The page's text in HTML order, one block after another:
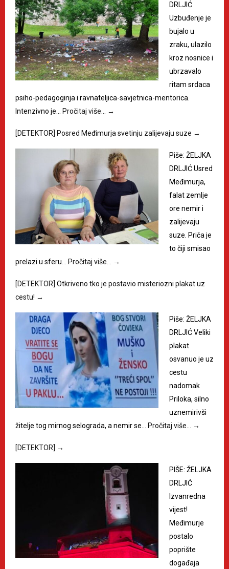
DRLJIĆ
Uzbuđenje je
bujalo u
zraku, ulazilo
kroz nosnice i
ubrzavalo
ritam srdaca
psiho-pedagoginja i ravnateljica-savjetnica-mentorica.
Intenzivno je… Pročitaj više… →
[DETEKTOR] Posred Međimurja svetinju zalijevaju suze →
Piše: ŽELJKA
DRLJIĆ Usred
Međimurja,
falat zemlje
ore nemir i
zalijevaju
suze. Priča je
to čiji smisao
prelazi u sferu… Pročitaj više… →
[DETEKTOR] Otkriveno tko je postavio misteriozni plakat uz
cestu! →
Piše: ŽELJKA
DRLJIĆ Veliki
plakat
osvanuo je uz
cestu
nadomak
Priloka, silno
uznemirivši
žitelje tog mirnog selograda, a nemir se… Pročitaj više… →
[DETEKTOR] →
PIŠE: ŽELJKA
DRLJIĆ
Izvanredna
vijest!
Međimurje
postalo
poprište
događaja